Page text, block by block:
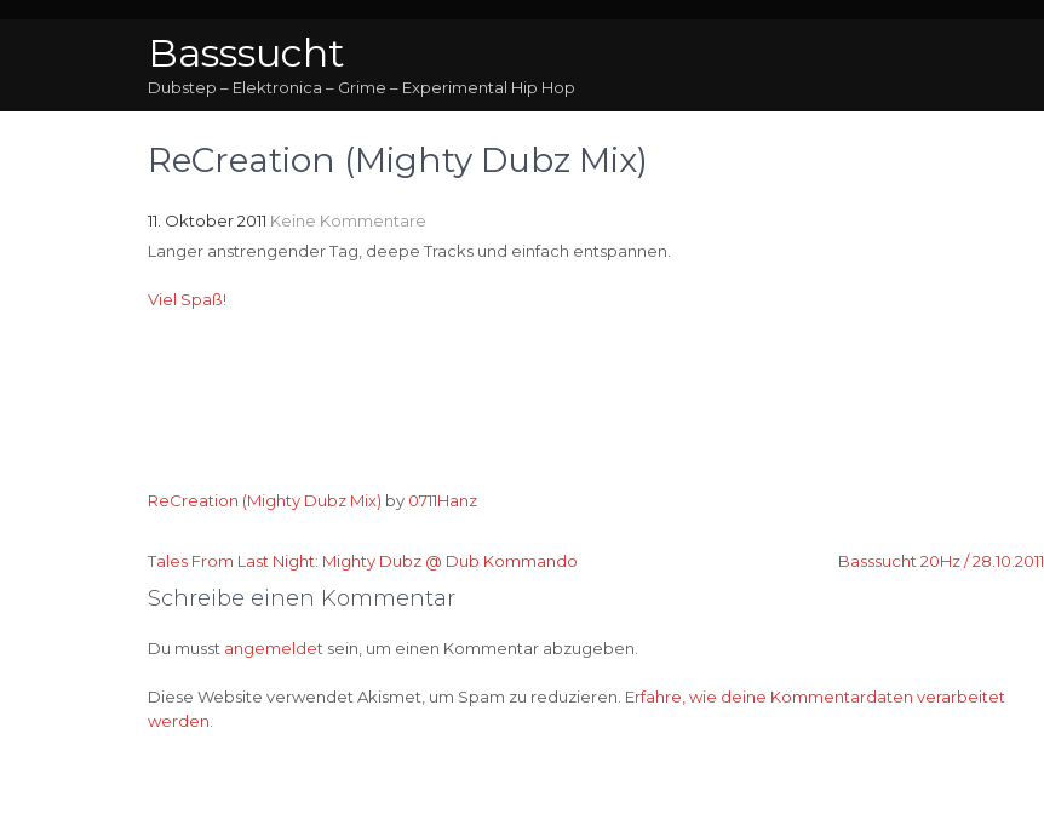
Basssucht
Dubstep – Elektronica – Grime – Experimental Hip Hop
ReCreation (Mighty Dubz Mix)
11. Oktober 2011 Keine Kommentare
Langer anstrengender Tag, deepe Tracks und einfach entspannen.
Viel Spaß!
ReCreation (Mighty Dubz Mix) by 0711Hanz
Beitragsnavigation
Tales From Last Night: Mighty Dubz @ Dub Kommando Basssucht 20Hz / 28.10.2011
Schreibe einen Kommentar
Du musst angemeldet sein, um einen Kommentar abzugeben.
Diese Website verwendet Akismet, um Spam zu reduzieren. Erfahre, wie deine Kommentardaten verarbeitet
werden.